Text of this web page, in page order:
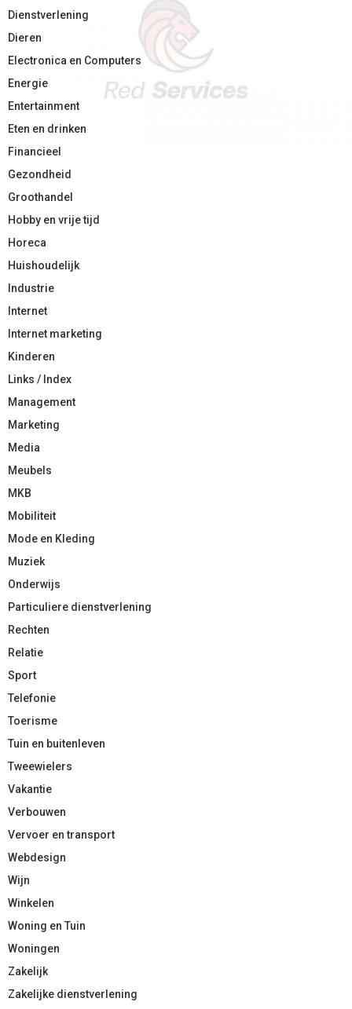
Dienstverlening
Dieren
Electronica en Computers
Energie
Entertainment
Eten en drinken
Financieel
Gezondheid
Groothandel
Hobby en vrije tijd
Horeca
Huishoudelijk
Industrie
Internet
Internet marketing
Kinderen
Links / Index
Management
Marketing
Media
Meubels
MKB
Mobiliteit
Mode en Kleding
Muziek
Onderwijs
Particuliere dienstverlening
Rechten
Relatie
Sport
Telefonie
Toerisme
Tuin en buitenleven
Tweewielers
Vakantie
Verbouwen
Vervoer en transport
Webdesign
Wijn
Winkelen
Woning en Tuin
Woningen
Zakelijk
Zakelijke dienstverlening